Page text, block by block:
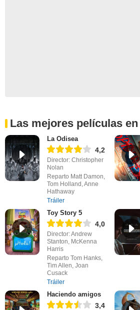
Las mejores películas
La Odisea
4,2
Director: Christopher
Nolan
Reparto Matt Damon,
Tom Holland, Anne
Hathaway
Tráiler
Toy Story 5
4,0
Director: Andrew
Stanton, McKenna
Harris
Reparto Tom Hanks,
Tim Allen, Joan
Cusack
Tráiler
Haciendo amigos
3,4